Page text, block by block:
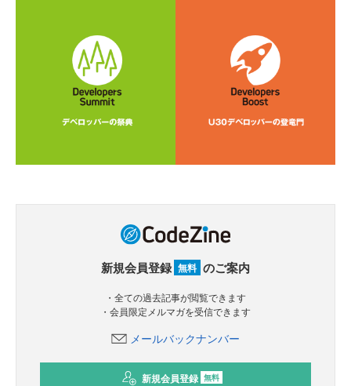
新規会員登録 無料 のご案内
・全ての過去記事が閲覧できます
・会員限定メルマガを受信できます
メールバックナンバー
新規会員登録 無料